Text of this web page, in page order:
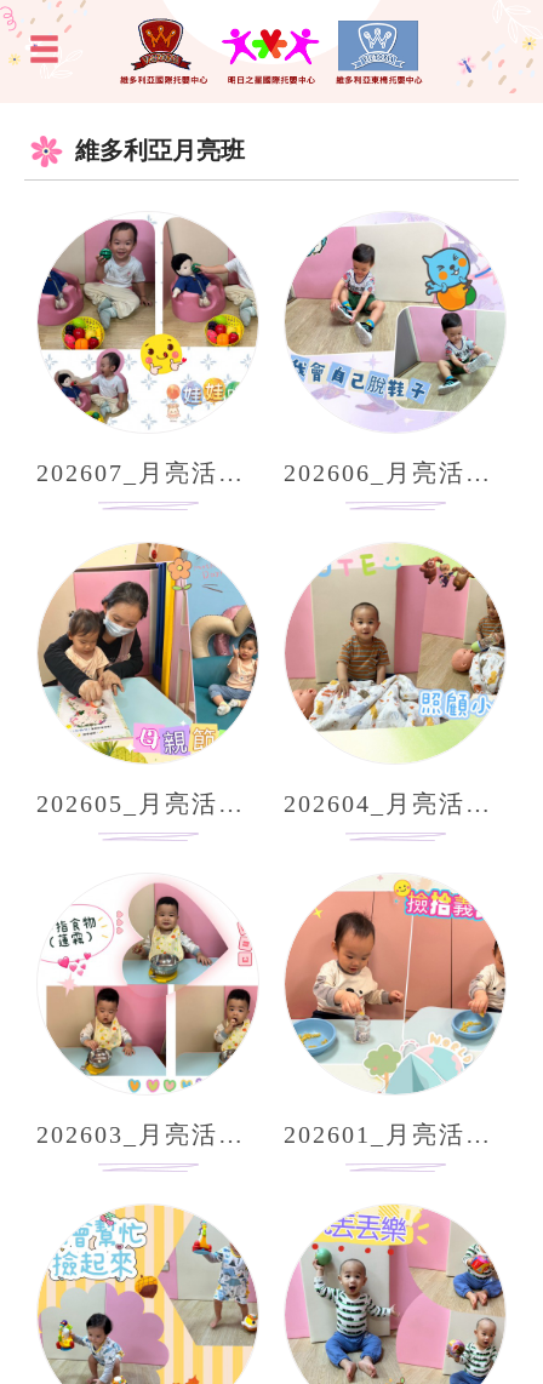
維多利亞月亮班
202607_月亮活動分享 202606_月亮活動分享
202605_月亮活動分享 202604_月亮活動分享
202603_月亮活動分享 202601_月亮活動分享